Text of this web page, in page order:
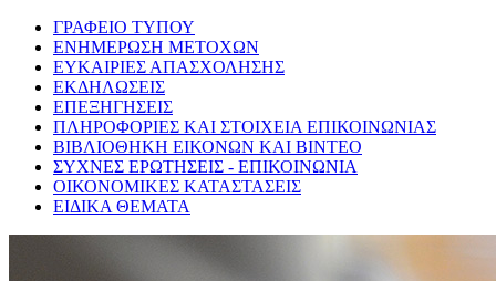
ΓΡΑΦΕΙΟ ΤΥΠΟΥ
ΕΝΗΜΕΡΩΣΗ ΜΕΤΟΧΩΝ
ΕΥΚΑΙΡΙΕΣ ΑΠΑΣΧΟΛΗΣΗΣ
ΕΚΔΗΛΩΣΕΙΣ
ΕΠΕΞΗΓΗΣΕΙΣ
ΠΛΗΡΟΦΟΡΙΕΣ ΚΑΙ ΣΤΟΙΧΕΙΑ ΕΠΙΚΟΙΝΩΝΙΑΣ
ΒΙΒΛΙΟΘΗΚΗ ΕΙΚΟΝΩΝ ΚΑΙ ΒΙΝΤΕΟ
ΣΥΧΝΕΣ ΕΡΩΤΗΣΕΙΣ - ΕΠΙΚΟΙΝΩΝΙΑ
ΟΙΚΟΝΟΜΙΚΕΣ ΚΑΤΑΣΤΑΣΕΙΣ
ΕΙΔΙΚΑ ΘΕΜΑΤΑ